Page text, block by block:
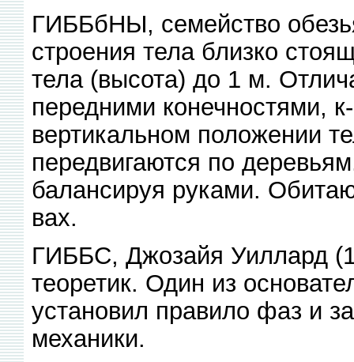
ГИББбНЫ, семейство
строения тела близко
тела (высота) до 1 м.
передними конечностями,
вертикальном положении
передвигаются по
балансируя руками.
вах.
ГИББС, Джозайя Уиллард
теоретик. Один из
установил правило фаз и
механики.